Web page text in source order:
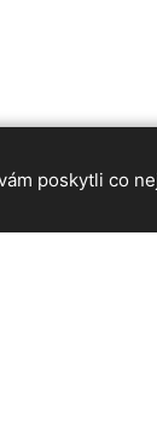
poskytli co